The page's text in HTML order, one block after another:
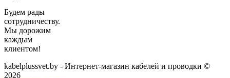
Будем рады
сотрудничеству.
Мы дорожим
каждым
клиентом!
kabelplussvet.by - Интернет-магазин кабелей и проводки ©
2026